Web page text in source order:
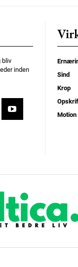
bliv
inden
Sind
Krop
Motion